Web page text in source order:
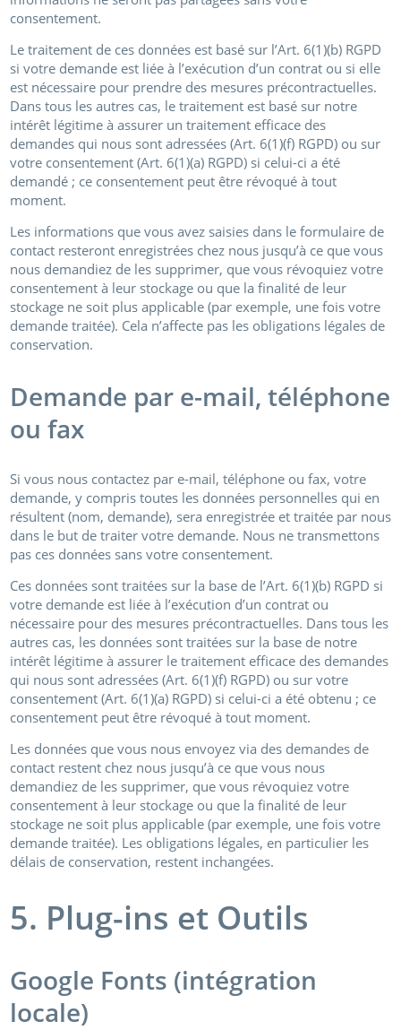
consentement.
Le traitement de ces données est basé sur l’Art. 6(1)(b) RGPD
si votre demande est liée à l’exécution d’un contrat ou si elle
est nécessaire pour prendre des mesures précontractuelles.
Dans tous les autres cas, le traitement est basé sur notre
intérêt légitime à assurer un traitement efficace des
demandes qui nous sont adressées (Art. 6(1)(f) RGPD) ou sur
votre consentement (Art. 6(1)(a) RGPD) si celui-ci a été
demandé ; ce consentement peut être révoqué à tout
moment.
Les informations que vous avez saisies dans le formulaire de
contact resteront enregistrées chez nous jusqu’à ce que vous
nous demandiez de les supprimer, que vous révoquiez votre
consentement à leur stockage ou que la finalité de leur
stockage ne soit plus applicable (par exemple, une fois votre
demande traitée). Cela n’affecte pas les obligations légales de
conservation.
Demande par e-mail, téléphone
ou fax
Si vous nous contactez par e-mail, téléphone ou fax, votre
demande, y compris toutes les données personnelles qui en
résultent (nom, demande), sera enregistrée et traitée par nous
dans le but de traiter votre demande. Nous ne transmettons
pas ces données sans votre consentement.
Ces données sont traitées sur la base de l’Art. 6(1)(b) RGPD si
votre demande est liée à l’exécution d’un contrat ou
nécessaire pour des mesures précontractuelles. Dans tous les
autres cas, les données sont traitées sur la base de notre
intérêt légitime à assurer le traitement efficace des demandes
qui nous sont adressées (Art. 6(1)(f) RGPD) ou sur votre
consentement (Art. 6(1)(a) RGPD) si celui-ci a été obtenu ; ce
consentement peut être révoqué à tout moment.
Les données que vous nous envoyez via des demandes de
contact restent chez nous jusqu’à ce que vous nous
demandiez de les supprimer, que vous révoquiez votre
consentement à leur stockage ou que la finalité de leur
stockage ne soit plus applicable (par exemple, une fois votre
demande traitée). Les obligations légales, en particulier les
délais de conservation, restent inchangées.
5. Plug-ins et Outils
Google Fonts (intégration
locale)